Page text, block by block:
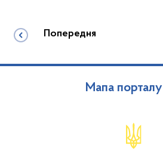
Попередня
Мапа порталу